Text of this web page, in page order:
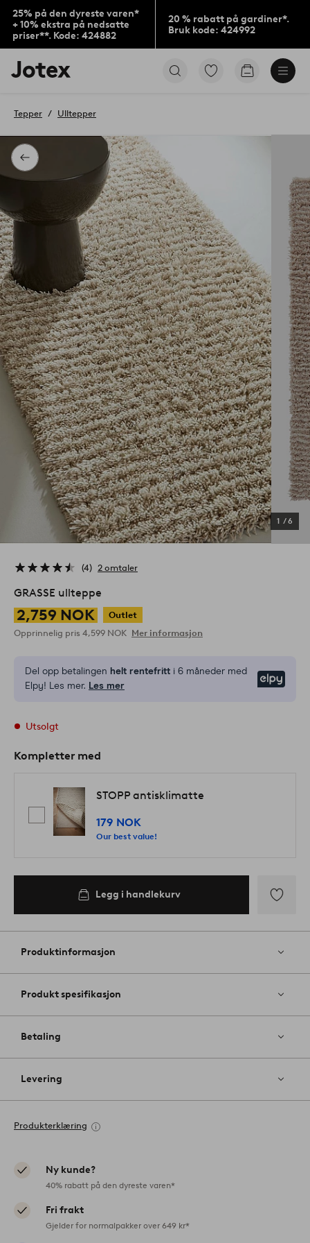
25% på den dyreste varen*
+ 10% ekstra på nedsatte
priser**. Kode: 424882
20 % rabatt på gardiner*.
Bruk kode: 424992
Jotex’
logo
til
Gå
Gå
Tilbake
Tepper Ulltepper
1 /6
4 2 omtaler
GRASSE ullteppe
2,759 NOK
Outlet
Opprinnelig pris 4,599 NOK Mer informasjon
Del opp betalingen helt rentefritt i 6 måneder med
Elpy! Les mer. Les mer
Utsolgt
Kompletter med
STOPP antisklimatte
179 NOK
Our best value!
Legg i handlekurv
til
Produktinformasjon
Produkt spesifikasjon
Betaling
Levering
Produkterklæring
Ny kunde?
40% rabatt på den dyreste varen*
Fri frakt
Gjelder for normalpakker over 649 kr*